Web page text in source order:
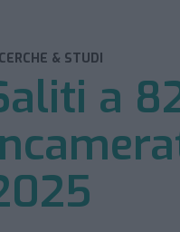
& STUDI
a